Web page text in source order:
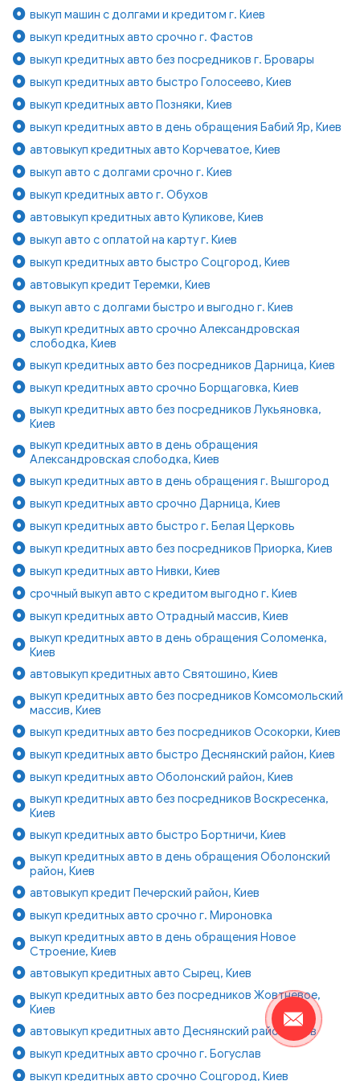
выкуп машин с долгами и кредитом г. Киев
выкуп кредитных авто срочно г. Фастов
выкуп кредитных авто без посредников г. Бровары
выкуп кредитных авто быстро Голосеево, Киев
выкуп кредитных авто Позняки, Киев
выкуп кредитных авто в день обращения Бабий Яр, Киев
автовыкуп кредитных авто Корчеватое, Киев
выкуп авто с долгами срочно г. Киев
выкуп кредитных авто г. Обухов
автовыкуп кредитных авто Куликове, Киев
выкуп авто с оплатой на карту г. Киев
выкуп кредитных авто быстро Соцгород, Киев
автовыкуп кредит Теремки, Киев
выкуп авто с долгами быстро и выгодно г. Киев
выкуп кредитных авто срочно Александровская
слободка, Киев
выкуп кредитных авто без посредников Дарница, Киев
выкуп кредитных авто срочно Борщаговка, Киев
выкуп кредитных авто без посредников Лукьяновка,
Киев
выкуп кредитных авто в день обращения
Александровская слободка, Киев
выкуп кредитных авто в день обращения г. Вышгород
выкуп кредитных авто срочно Дарница, Киев
выкуп кредитных авто быстро г. Белая Церковь
выкуп кредитных авто без посредников Приорка, Киев
выкуп кредитных авто Нивки, Киев
срочный выкуп авто с кредитом выгодно г. Киев
выкуп кредитных авто Отрадный массив, Киев
выкуп кредитных авто в день обращения Соломенка,
Киев
автовыкуп кредитных авто Святошино, Киев
выкуп кредитных авто без посредников Комсомольский
массив, Киев
выкуп кредитных авто без посредников Осокорки, Киев
выкуп кредитных авто быстро Деснянский район, Киев
выкуп кредитных авто Оболонский район, Киев
выкуп кредитных авто без посредников Воскресенка,
Киев
выкуп кредитных авто быстро Бортничи, Киев
выкуп кредитных авто в день обращения Оболонский
район, Киев
автовыкуп кредит Печерский район, Киев
выкуп кредитных авто срочно г. Мироновка
выкуп кредитных авто в день обращения Новое
Строение, Киев
автовыкуп кредитных авто Сырец, Киев
выкуп кредитных авто без посредников Жовтневое,
Киев
автовыкуп кредитных авто Деснянский район, Киев
выкуп кредитных авто срочно г. Богуслав
выкуп кредитных авто срочно Соцгород, Киев